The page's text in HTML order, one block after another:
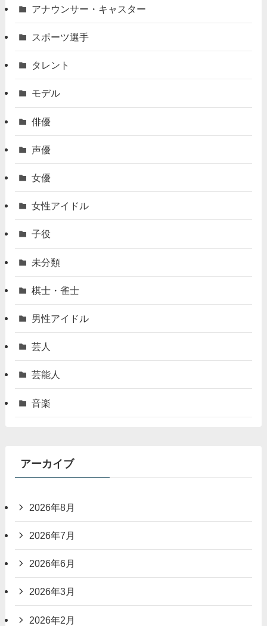
アナウンサー・キャスター
スポーツ選手
タレント
モデル
俳優
声優
女優
女性アイドル
子役
未分類
棋士・雀士
男性アイドル
芸人
芸能人
音楽
アーカイブ
2026年8月
2026年7月
2026年6月
2026年3月
2026年2月